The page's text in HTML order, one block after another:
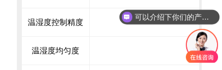
温湿度控制精度 ±0.5℃
温湿度均匀度 ±2.0℃
可以介绍下你们的产品么？